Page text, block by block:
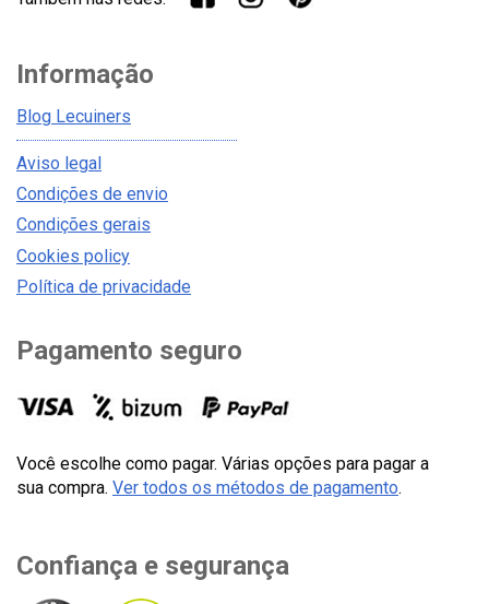
Informação
Blog Lecuiners
Aviso legal
Condições de envio
Condições gerais
Cookies policy
Política de privacidade
Pagamento seguro
Você escolhe como pagar. Várias opções para pagar a
sua compra. Ver todos os métodos de pagamento.
Confiança e segurança